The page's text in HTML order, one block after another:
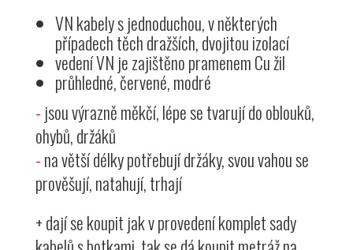
VN kabely s jednoduchou, v některých
případech těch dražších, dvojitou izolací
vedení VN je zajištěno pramenem Cu žil
průhledné, červené, modré
- jsou výrazně měkčí, lépe se tvarují do oblouků,
ohybů, držáků
-na větší délky potřebují držáky, svou vahou se
prověšují, natahují, trhají
+ dají se koupit jak v provedení komplet sady